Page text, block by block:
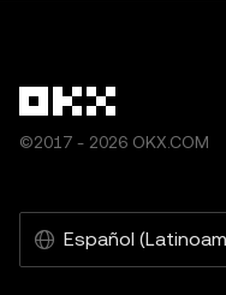
©2017 - 2026 OKX.COM
Español